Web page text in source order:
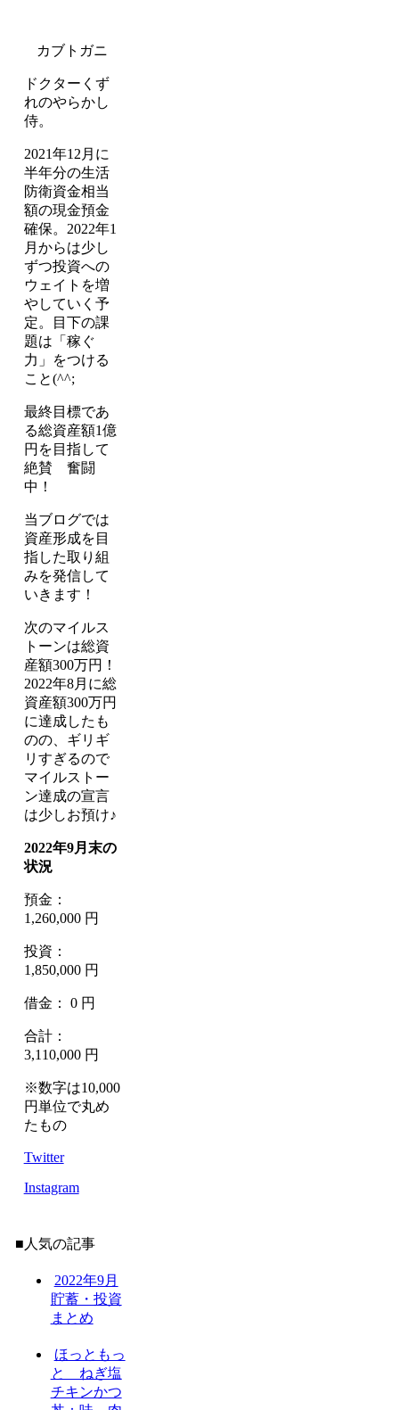
カブトガニ
ドクターくず
れのやらかし
侍。
2021年12月に
半年分の生活
防衛資金相当
額の現金預金
確保。2022年1
月からは少し
ずつ投資への
ウェイトを増
やしていく予
定。目下の課
題は「稼ぐ
力」をつける
こと(^^;
最終目標であ
る総資産額1億
円を目指して
絶賛 奮闘
中！
当ブログでは
資産形成を目
指した取り組
みを発信して
いきます！
次のマイルス
トーンは総資
産額300万円！
2022年8月に総
資産額300万円
に達成したも
のの、ギリギ
リすぎるので
マイルストー
ン達成の宣言
は少しお預け♪
2022年9月末の
状況
預金：
1,260,000 円
投資：
1,850,000 円
借金： 0 円
合計：
3,110,000 円
※数字は10,000
円単位で丸め
たもの
Twitter
Instagram
■人気の記事
2022年9月
貯蓄・投資
まとめ
ほっともっ
と ねぎ塩
チキンかつ